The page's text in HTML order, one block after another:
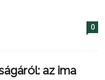
0
az ima